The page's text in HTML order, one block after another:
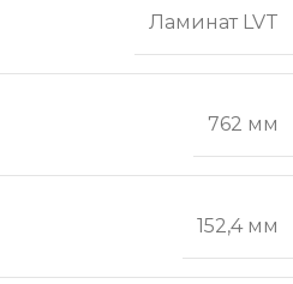
Ламинат LVT
762 мм
152,4 мм